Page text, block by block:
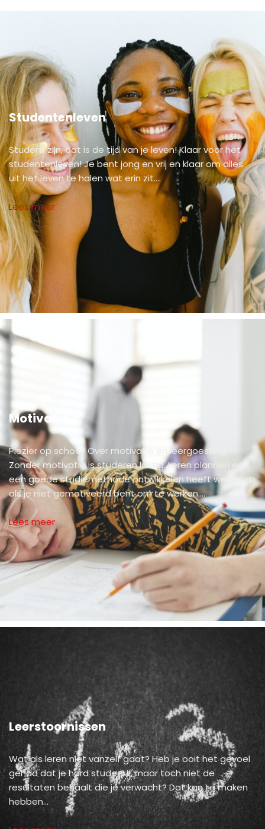
Studentenleven
Student zijn, dat is de tijd van je leven! Klaar voor het
studentenleven! Je bent jong en vrij en klaar om alles
uit het leven te halen wat erin zit.…
Lees meer
Motivatie
Plezier op school! Over motivatie en leergoesting.
Zonder motivatie is studeren lastig. Leren plannen en
een goede studiemethode ontwikkelen heeft weinig zin
als je niet gemotiveerd bent om te werken.…
Lees meer
Leerstoornissen
Wat als leren niet vanzelf gaat? Heb je ooit het gevoel
gehad dat je hard studeert, maar toch niet de
resultaten behaalt die je verwacht? Dat kan te maken
hebben…